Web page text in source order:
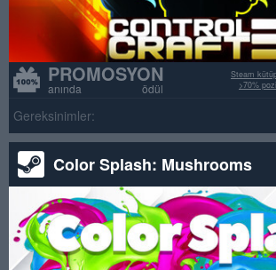
PROMOSYON
anında ödül
Steam
>70%
Gereksinimler:
Color Splash: Mushrooms